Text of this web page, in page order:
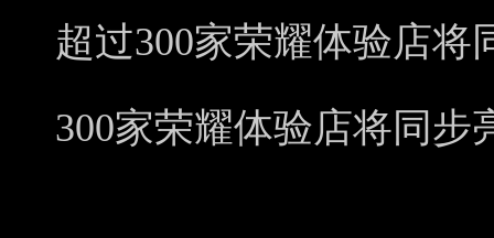
超过300家荣耀体验店
300家荣耀体验店将同步